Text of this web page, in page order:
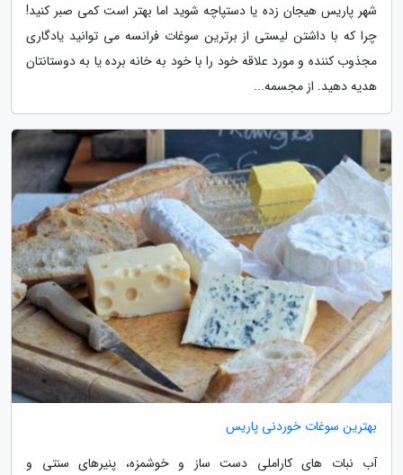
شهر پاریس هیجان زده یا دستپاچه شوید اما بهتر است کمی صبر کنید!
چرا که با داشتن لیستی از برترین سوغات فرانسه می توانید یادگاری
مجذوب کننده و مورد علاقه خود را با خود به خانه برده یا به دوستانتان
هدیه دهید. از مجسمه...
بهترین سوغات خوردنی پاریس
آب نبات های کاراملی دست ساز و خوشمزه، پنیرهای سنتی و